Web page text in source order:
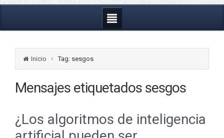
Inicio Tag: sesgos
Mensajes etiquetados sesgos
¿Los algoritmos de inteligencia